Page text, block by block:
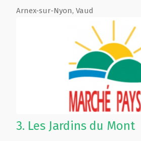
Arnex-sur-Nyon, Vaud
3. Les Jardins du Mont